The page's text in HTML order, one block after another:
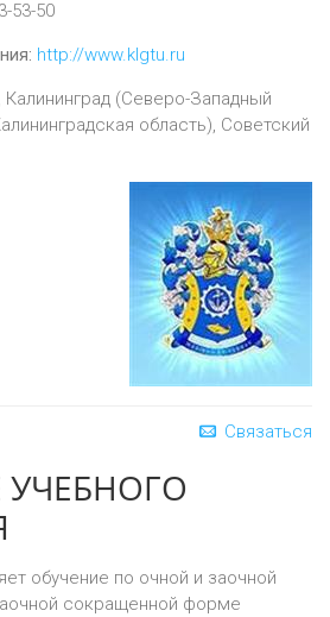
53-50
http://www.klgtu.ru
Калининград (Северо-Западный
область), Советский
Связаться
обучение по очной и заочной
сокращенной форме